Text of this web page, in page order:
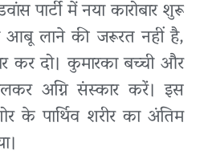
पार्टी में नया कारोबार शुरू
आबू लाने की जरूरत नहीं है,
कर दो। कुमारका बच्ची और
अग्नि संस्कार करें। इस
के पार्थिव शरीर का अंतिम